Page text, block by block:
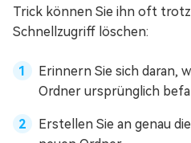
Trick können Sie ihn oft
Schnellzugriff löschen:
Erinnern Sie sich daran,
Ordner ursprünglich
Erstellen Sie an genau